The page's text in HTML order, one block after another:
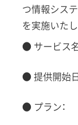
つ情報シス
を実施いたし
● サービス
● 提供開始日
● プラン：